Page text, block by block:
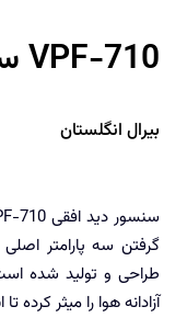
سنسور دید افقی مدل VPF-710
بیرال انگلستان
گرفتن سه پارامتر
طراحی و تولید شده
آزادانه هوا را میثر